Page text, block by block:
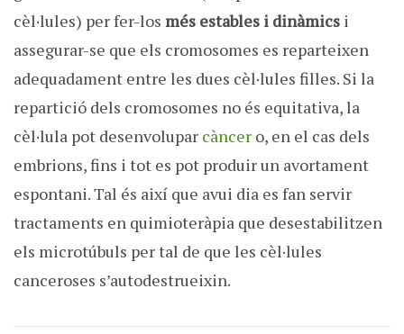
cèl·lules) per fer-los més estables i dinàmics i
assegurar-se que els cromosomes es reparteixen
adequadament entre les dues cèl·lules filles. Si la
repartició dels cromosomes no és equitativa, la
cèl·lula pot desenvolupar càncer o, en el cas dels
embrions, fins i tot es pot produir un avortament
espontani. Tal és així que avui dia es fan servir
tractaments en quimioteràpia que desestabilitzen
els microtúbuls per tal de que les cèl·lules
canceroses s’autodestrueixin.